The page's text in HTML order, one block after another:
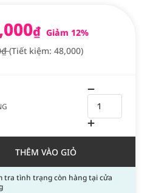
₫ Giảm 12%
(Tiết kiệm: 48,000)
THÊM VÀO GIỎ
tra tình trạng còn hàng tại cửa